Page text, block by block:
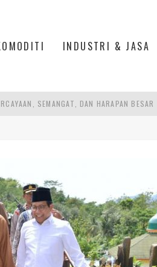
INDUSTRI & JASA
SEMANGAT, DAN HARAPAN BESAR
PERKUAT SPORT TOURISM BATAM
MANUFAKTUR TUMBUH